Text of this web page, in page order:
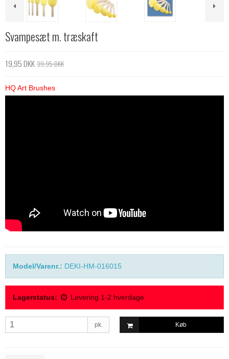
Svampesæt m. træskaft
19,95 DKK39,95 DKK
HQ Art Brushes
Model/Varenr.: DEKI-HM-016015
Lagerstatus: Levering 1-2 hverdage
pk. Køb